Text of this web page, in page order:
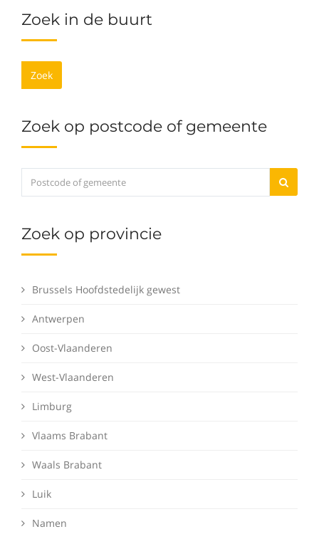
Zoek in de buurt
Zoek
Zoek op postcode of gemeente
Zoek op provincie
Brussels Hoofdstedelijk gewest
Antwerpen
Oost-Vlaanderen
West-Vlaanderen
Limburg
Vlaams Brabant
Waals Brabant
Luik
Namen